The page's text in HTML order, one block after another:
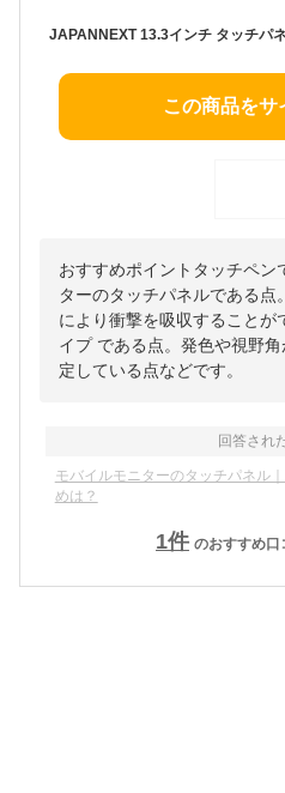
この商品をサ
おすすめポイントタッチペン
ターのタッチパネルである点
により衝撃を吸収することが
イプ である点。発色や視野
定している点などです。
回答され
モバイルモニターのタッチパネル
めは？
1件 のおすすめ口